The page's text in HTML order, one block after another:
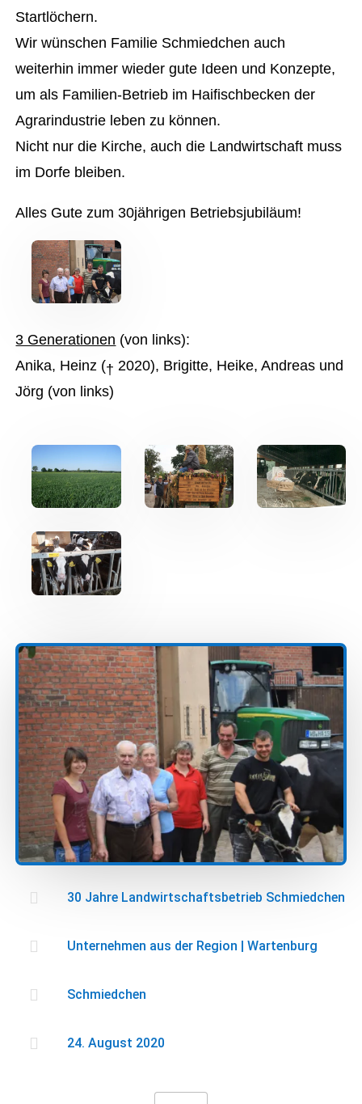
Startlöchern.
Wir wünschen Familie Schmiedchen auch
weiterhin immer wieder gute Ideen und Konzepte,
um als Familien-Betrieb im Haifischbecken der
Agrarindustrie leben zu können.
Nicht nur die Kirche, auch die Landwirtschaft muss
im Dorfe bleiben.
Alles Gute zum 30jährigen Betriebsjubiläum!
3 Generationen (von links):
Anika, Heinz († 2020), Brigitte, Heike, Andreas und
Jörg (von links)
 30 Jahre Landwirtschaftsbetrieb Schmiedchen
 Unternehmen aus der Region | Wartenburg
 Schmiedchen
 24. August 2020